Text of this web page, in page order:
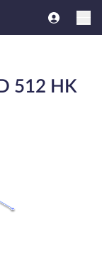
512 HK